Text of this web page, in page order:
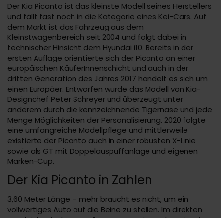
Der Kia Picanto ist das kleinste Modell seines Herstellers
und fällt fast noch in die Kategorie eines Kei-Cars. Auf
dem Markt ist das Fahrzeug aus dem
Kleinstwagenbereich seit 2004 und folgt dabei in
technischer Hinsicht dem Hyundai i10. Bereits in der
ersten Auflage orientierte sich der Picanto an einer
europäischen KäuferInnenschicht und auch in der
dritten Generation des Jahres 2017 handelt es sich um
einen Europäer. Entworfen wurde das Modell von Kia-
Designchef Peter Schreyer und überzeugt unter
anderem durch die kennzeichnende Tigernase und jede
Menge Möglichkeiten der Personalisierung. 2020 folgte
eine umfangreiche Modellpflege und mittlerweile
existierte der Picanto auch in einer robusten X-Linie
sowie als GT mit Doppelauspuffanlage und eigenen
Marken-Cup.
Der Kia Picanto in Zahlen
3,60 Meter Länge – mehr braucht es nicht, um ein
vollwertiges Auto auf die Beine zu stellen. Im direkten